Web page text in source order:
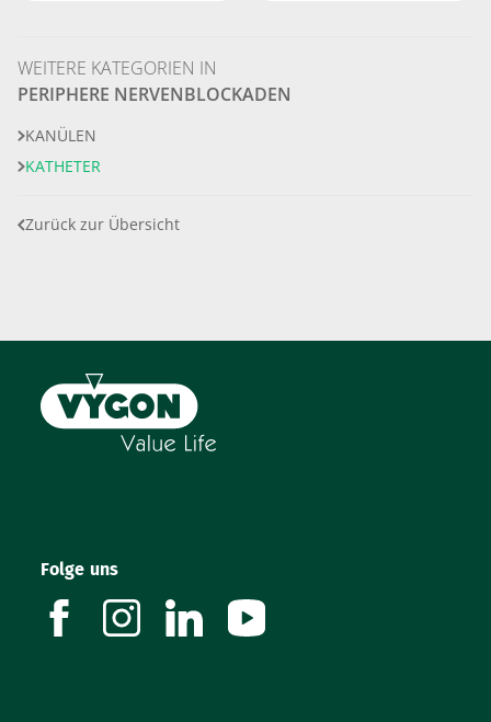
WEITERE KATEGORIEN IN
PERIPHERE NERVENBLOCKADEN
KANÜLEN
KATHETER
Zurück zur Übersicht
Folge uns